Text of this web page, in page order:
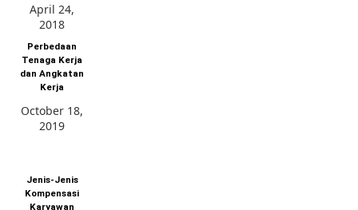
April 24,
2018
Perbedaan
Tenaga Kerja
dan Angkatan
Kerja
October 18,
2019
Jenis-Jenis
Kompensasi
Karyawan